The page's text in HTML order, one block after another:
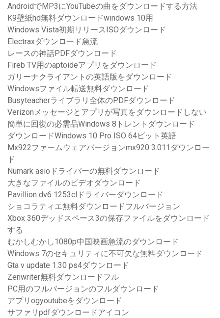
AndroidでMP3にYouTubeの曲をダウンロードする方法
K9壁紙hd無料ダウンロードwindows 10用
Windows Vista初期リリースISOダウンロード
Electraxダウンロード急流
レースの神話PDFダウンロード
Fireb TV用のaptoideアプリをダウンロード
ガリーナクライアントの英語版をダウンロード
Windowsファイル転送無料ダウンロード
Busyteacherライブラリ全体のPDFダウンロード
Verizonメッセージとアプリが写真をダウンロードしない
簡単に回復の必需品Windows 8トレントダウンロード
ダウンロードWindows 10 Pro ISO 64ビット英語
Mx922ファームウェアバージョンmx920 3.011ダウンロー
ド
Numark asioドライバーの無料ダウンロード
大きなファイルのビデオダウンロード
Pavillion dv6 1253clドライバーダウンロード
ショコラティエ無料ダウンロードフルバージョン
Xbox 360デッドスペース3の保存ファイルをダウンロード
する
むかしむかし1080p中国映画急流のダウンロード
Windows 7のセキュリティに不可欠な無料ダウンロード
Gta v update 1.30 ps4ダウンロード
Zenwriter無料ダウンロードフル
PC用のフルバージョンのフルダウンロード
アプリogyoutubeをダウンロード
サファリpdfダウンロードアイコン